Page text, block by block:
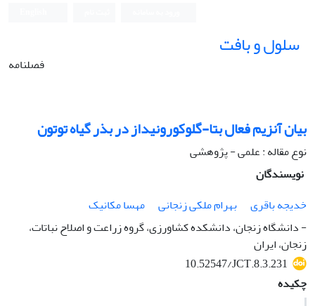
سلول و بافت
فصلنامه
بیان آنزیم فعال بتا-گلوکورونیداز در بذر گیاه توتون
نوع مقاله : علمی - پژوهشی
نویسندگان
خدیجه باقری
بهرام ملکی زنجانی
مهسا مکانیک
- دانشگاه زنجان، دانشکده کشاورزی، گروه زراعت و اصلاح نباتات،
زنجان، ایران
10.52547/JCT.8.3.231
چکیده